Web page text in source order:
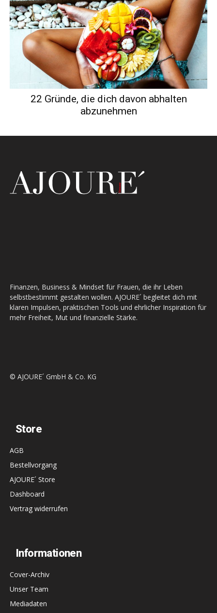
22 Gründe, die dich davon abhalten
abzunehmen
Finanzen, Business & Mindset für Frauen, die ihr Leben
selbstbestimmt gestalten wollen. AJOURE´ begleitet dich mit
klaren Impulsen, praktischen Tools und ehrlicher Inspiration für
mehr Freiheit, Mut und finanzielle Stärke.
© AJOURE´ GmbH & Co. KG
Store
AGB
Bestellvorgang
AJOURE´ Store
Dashboard
Vertrag widerrufen
Informationen
Cover-Archiv
Unser Team
Mediadaten